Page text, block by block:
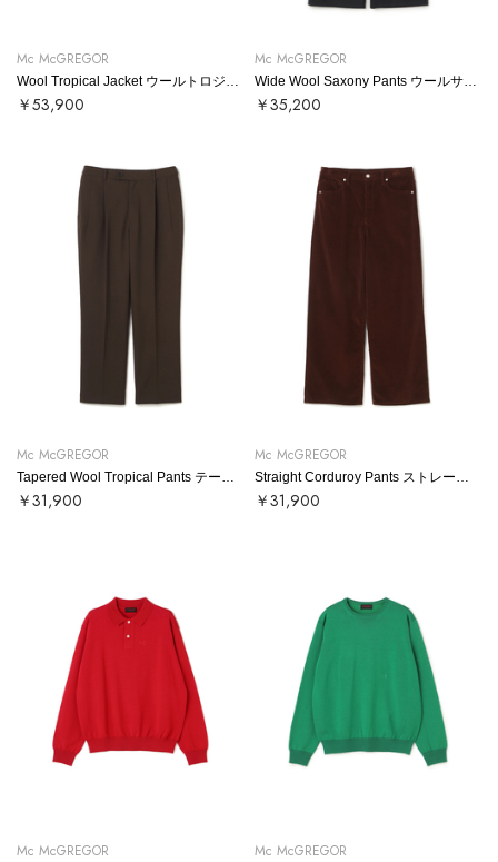
Mc McGREGOR
￥53,900
Mc McGREGOR
￥35,200
Mc McGREGOR
￥31,900
Mc McGREGOR
￥31,900
Mc McGREGOR Mc McGREGOR